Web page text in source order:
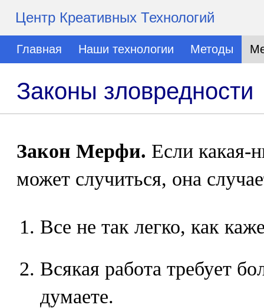
Центр Креативных Технологий
Главная Наши технологии Методы
Законы зловредности
Закон Мерфи. Если какая-
может случиться, она
Все не так легко, как
Всякая работа требует
думаете.